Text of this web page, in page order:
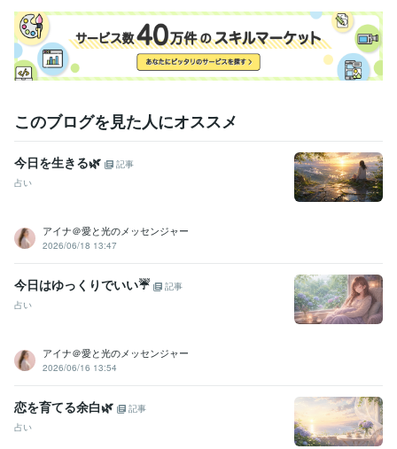
このブログを見た人にオススメ
今日を生きる🌿
記事
占い
アイナ＠愛と光のメッセンジャー
2026/06/18 13:47
今日はゆっくりでいい☔️
記事
占い
アイナ＠愛と光のメッセンジャー
2026/06/16 13:54
恋を育てる余白🌿
記事
占い